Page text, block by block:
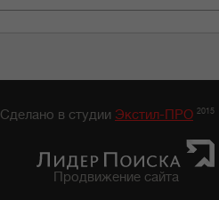
Сделано в студии Экстил-ПРО 2015
Продвижение сайта